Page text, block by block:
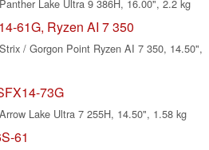
Lake Ultra 9 386H, 16.00", 2.2 kg
61G, Ryzen AI 7 350
/ Gorgon Point Ryzen AI 7 350, 14.50",
73G
Lake Ultra 7 255H, 14.50", 1.58 kg
61